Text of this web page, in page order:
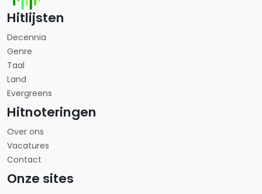
Hitlijsten
Decennia
Genre
Taal
Land
Evergreens
Hitnoteringen
Over ons
Vacatures
Contact
Onze sites